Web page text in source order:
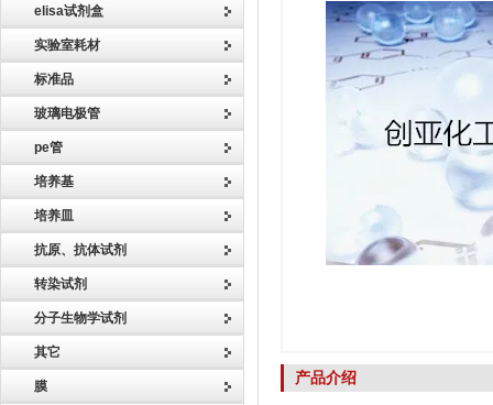
elisa试剂盒
实验室耗材
标准品
玻璃电极管
pe管
培养基
培养皿
抗原、抗体试剂
转染试剂
分子生物学试剂
其它
膜 产品介绍